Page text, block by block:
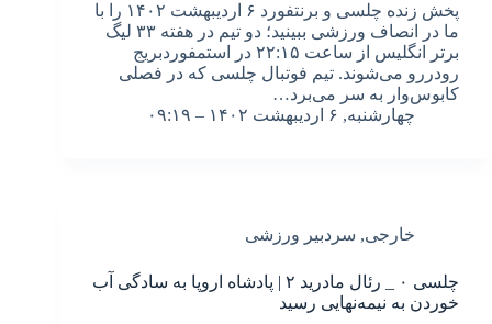
پخش زنده چلسی و برنتفورد ۶ اردیبهشت ۱۴۰۲ را با
ما در انصاف ورزشی ببینید؛ دو تیم در هفته ۳۳ لیگ
برتر انگلیس از ساعت ۲۲:۱۵ در استمفوردبریج
رودررو می‌شوند. تیم فوتبال چلسی که در فصلی
کابوس‌وار به سر می‌برد…
چهارشنبه, ۶ اردیبهشت ۱۴۰۲ – ۰۹:۱۹
خارجی, سردبیر ورزشی
چلسی ۰ _ رئال مادرید ۲ | پادشاه اروپا به سادگی آب
خوردن به نیمه‌نهایی رسید